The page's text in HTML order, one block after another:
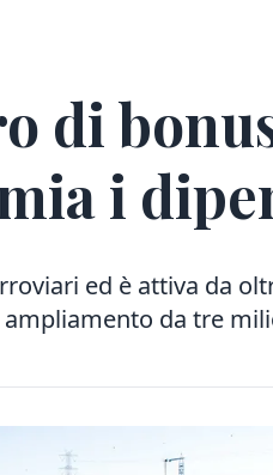
di
i
ed è attiva da
da tre